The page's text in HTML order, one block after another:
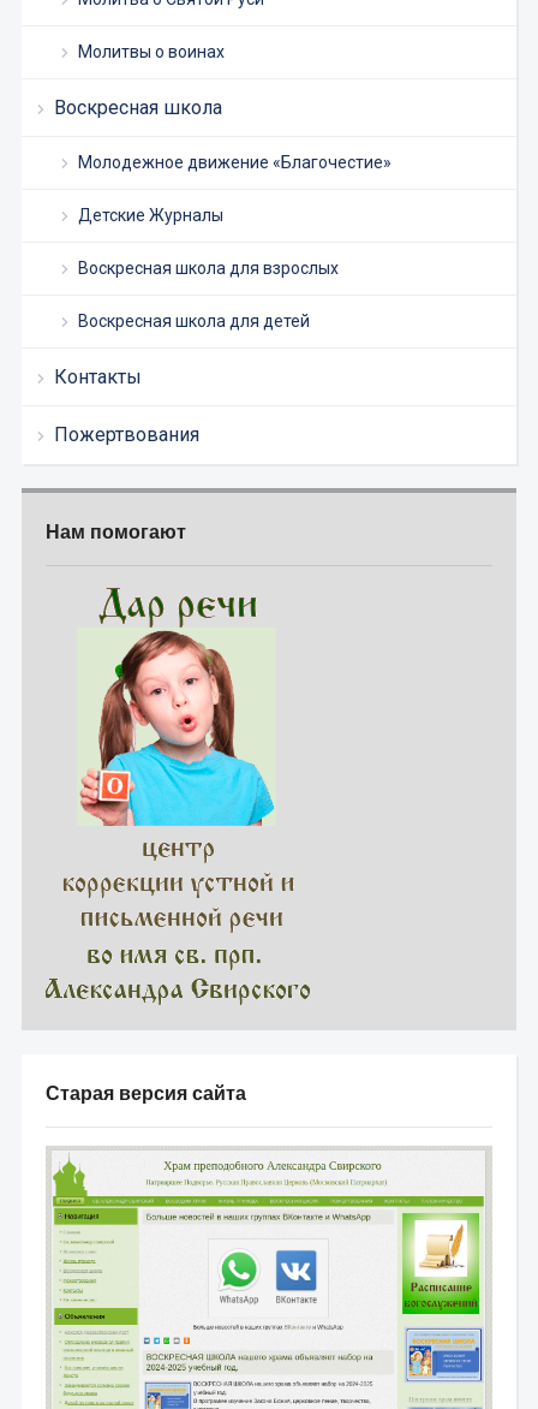
Молитвы о воинах
Воскресная школа
Молодежное движение «Благочестие»
Детские Журналы
Воскресная школа для взрослых
Воскресная школа для детей
Контакты
Пожертвования
Нам помогают
Старая версия сайта